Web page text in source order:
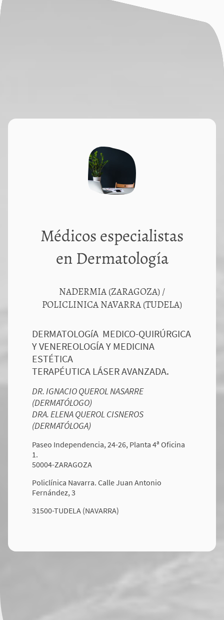
Médicos especialistas
en Dermatología
NADERMIA (ZARAGOZA) /
POLICLINICA NAVARRA (TUDELA)
DERMATOLOGíA MEDICO-QUIRÚRGICA
Y VENEREOLOGÍA Y MEDICINA
ESTÉTICA
TERAPÉUTICA LÁSER AVANZADA.
DR. IGNACIO QUEROL NASARRE
(DERMATÓLOGO)
DRA. ELENA QUEROL CISNEROS
(DERMATÓLOGA)
Paseo Independencia, 24-26, Planta 4ª Oficina
1.
50004-ZARAGOZA
Policlínica Navarra. Calle Juan Antonio
Fernández, 3
31500-TUDELA (NAVARRA)